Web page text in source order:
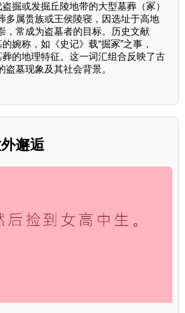
盗掘或发掘丘陵地带的大型墓葬（冢）
多属贵族或王侯陵寝，因选址于高地
，常成为盗墓者的目标。历史文献
婉称，如《史记》载“掘冢”之事，
葬的地理特征。这一词汇组合反映了古
盗墓现象及其社会背景。
邂逅